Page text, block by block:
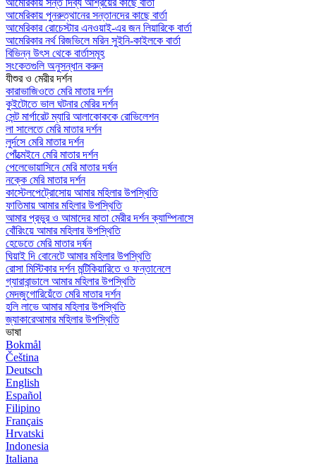
আমেরিকায় পুনরুত্থানের সন্তানদের কাছে বার্তা
আমেরিকার রোচেস্টার এনওয়াই-এর জন লিয়ারিকে বার্তা
আমেরিকার নর্থ রিজভিলে মরিন সুইনি-কাইলকে বার্তা
বিভিন্ন উৎস থেকে বার্তাসমূহ
সংকেতগুলি অনুসন্ধান করুন
যীশুর ও মেরীর দর্শন
কারাভাজিওতে মেরি মাতার দর্শন
কুইটোতে ভাল ঘটনার মেরির দর্শন
সেন্ট মার্গারেট ম্যারি আলাকোককে রোভিলেশন
লা সালেতে মেরি মাতার দর্শন
লুর্দসে মেরি মাতার দর্শন
পোঁত্মেইনে মেরি মাতার দর্শন
পেলেভোয়াসিনে মেরি মাতার দর্ষন
নক্কে মেরি মাতার দর্শন
কাস্টেলপেট্রোসোয় আমার মহিলার উপস্থিতি
ফাতিমায় আমার মহিলার উপস্থিতি
আমার প্রভুর ও আমাদের মাতা মেরীর দর্শন ক্যাম্পিনাসে
বোঁরিংয়ে আমার মহিলার উপস্থিতি
হেডেতে মেরি মাতার দর্ষন
ঘিয়াই দি বোনেটে আমার মহিলার উপস্থিতি
রোসা মিস্টিকার দর্শন মন্টিকিয়ারিতে ও ফন্তানেলে
গ্যারাবান্ডালে আমার মহিলার উপস্থিতি
মেদজুগোরিয়েঁতে মেরি মাতার দর্শন
হলি লাভে আমার মহিলার উপস্থিতি
জ্যাকারেআমার মহিলার উপস্থিতি
ভাষা
Bokmål
Čeština
Deutsch
English
Español
Filipino
Français
Hrvatski
Indonesia
Italiana